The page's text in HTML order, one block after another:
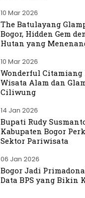
10 Mar 2026
The Batulayang
Bogor, Hidden Gem
Hutan yang
10 Mar 2026
Wonderful Citamiang
Wisata Alam dan
Ciliwung
14 Jan 2026
Bupati Rudy
Kabupaten Bogor
Sektor Pariwisata
06 Jan 2026
Bogor Jadi
Data BPS yang Bikin